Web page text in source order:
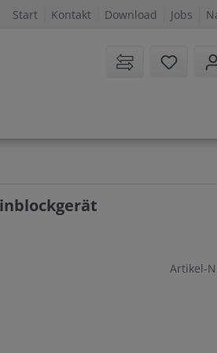
Start Kontakt Download Jobs
Sie
Artikel-